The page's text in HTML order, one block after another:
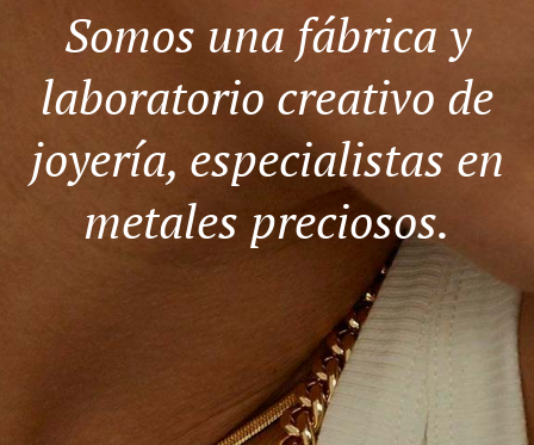
Somos una fábrica y
laboratorio creativo de
joyería, especialistas en
metales preciosos.